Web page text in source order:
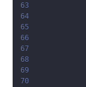
63
64
65
66
67
68
69
70